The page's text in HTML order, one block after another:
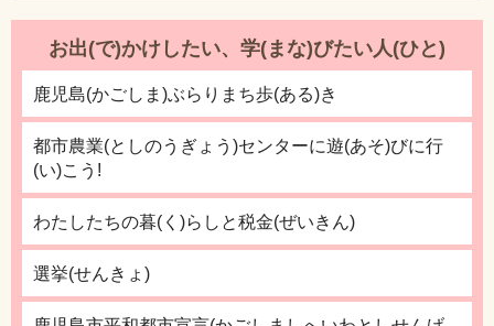
お出(で)かけしたい、学(まな)びたい人(ひと)
鹿児島(かごしま)ぶらりまち歩(ある)き
都市農業(としのうぎょう)センターに遊(あそ)びに行
(い)こう!
わたしたちの暮(く)らしと税金(ぜいきん)
選挙(せんきょ)